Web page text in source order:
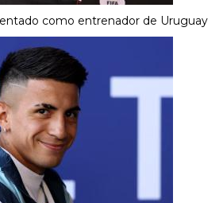
como entrenador de Uruguay